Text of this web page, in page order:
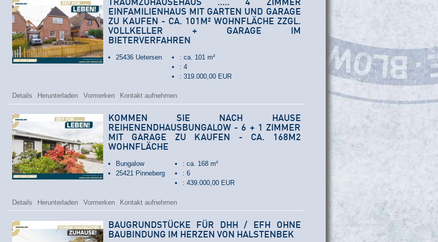
TRAUMZUHAUSEHAUS ….. 4 ZIMMER
EINFAMILIENHAUS MIT GARTEN UND GARAGE
ZU KAUFEN - CA. 101M² WOHNFLÄCHE ZZGL.
VOLLKELLER + GARAGE IM
BIETERVERFAHREN
25436 Uetersen
: ca. 101 m²
: 4
: 319.000,00 EUR
Details Herunterladen Vormerken Kontakt aufnehmen
KOMMEN SIE NACH HAUSE
REIHENENDHAUSBUNGALOW - 6 + 1 ZIMMER
MIT GARAGE ZU KAUFEN - CA. 168M2
WOHNFLÄCHE
Bungalow
25421 Pinneberg
: ca. 168 m²
: 6
: 439.000,00 EUR
Details Herunterladen Vormerken Kontakt aufnehmen
BAUGRUNDSTÜCKE FÜR DHH / EFH OHNE
BAUBINDUNG IM HERZEN VON HALSTENBEK